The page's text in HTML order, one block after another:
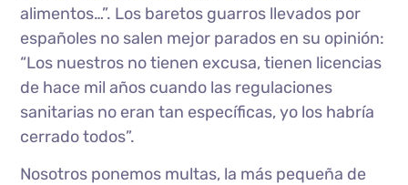
alimentos…”. Los baretos guarros llevados por
españoles no salen mejor parados en su opinión:
“Los nuestros no tienen excusa, tienen licencias
de hace mil años cuando las regulaciones
sanitarias no eran tan específicas, yo los habría
cerrado todos”.
Nosotros ponemos multas, la más pequeña de